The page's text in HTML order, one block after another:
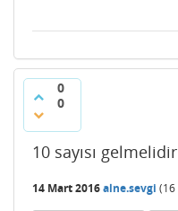
0
0
10 sayısı gelmelidir
14 Mart 2016alne.sevgi (16